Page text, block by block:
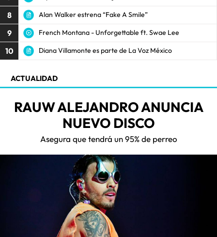
8 Alan Walker estrena “Fake A Smile”
9 French Montana - Unforgettable ft. Swae Lee
10 Diana Villamonte es parte de La Voz México
ACTUALIDAD
RAUW ALEJANDRO ANUNCIA
NUEVO DISCO
Asegura que tendrá un 95% de perreo